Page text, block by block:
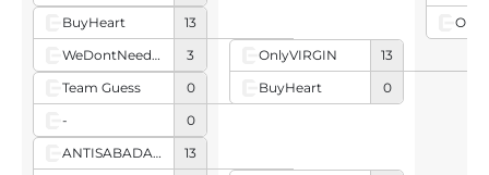
BuyHeart
13
WeDontNeedMana
3
Team Guess
0
-
0
ANTISABADASH
13
OnlyVIRGIN
13
BuyHeart
0